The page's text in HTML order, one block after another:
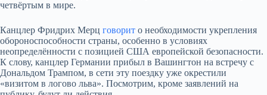
четвёртым в мире.
Канцлер Фридрих Мерц говорит о необходимости укрепления
обороноспособности страны, особенно в условиях
неопределённости с позицией США европейской безопасности.
К слову, канцлер Германии прибыл в Вашингтон на встречу с
Дональдом Трампом, в сети эту поездку уже окрестили
«визитом в логово льва». Посмотрим, кроме заявлений на